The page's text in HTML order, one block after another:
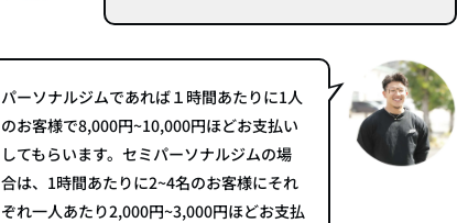
パーソナルジムであれば１時間あたりに1人
のお客様で8,000円~10,000円ほどお支払い
してもらいます。セミパーソナルジムの場
合は、1時間あたりに2~4名のお客様にそれ
ぞれ一人あたり2,000円~3,000円ほどお支払